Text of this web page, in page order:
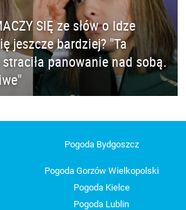
SIĘ ze słów o Idze
jeszcze bardziej? "Ta
panowanie nad sobą.
Pogoda Bydgoszcz
Pogoda Gorzów Wielkopolski
Pogoda Kielce
Pogoda Lublin